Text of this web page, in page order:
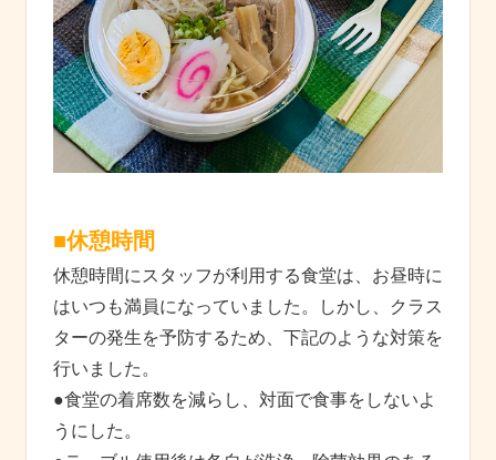
■休憩時間
休憩時間にスタッフが利用する食堂は、お昼時に
はいつも満員になっていました。しかし、クラス
ターの発生を予防するため、下記のような対策を
行いました。
●食堂の着席数を減らし、対面で食事をしないよ
うにした。